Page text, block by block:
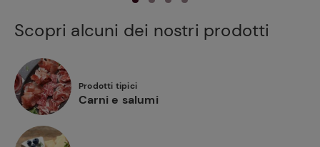
Scopri alcuni dei nostri prodotti
Prodotti tipici
Carni e salumi